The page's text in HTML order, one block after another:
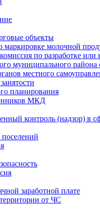
объекты
молочной
по разработке
муниципального района
местного
планирования
МКД
контроль (надзор) в
заработной плате
от ЧС